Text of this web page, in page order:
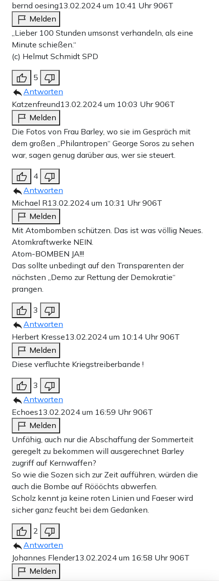
bernd oesing13.02.2024 um 10:41 Uhr906T
Melden
„Lieber 100 Stunden umsonst verhandeln, als eine
Minute schießen.“
(c) Helmut Schmidt SPD
5
Antworten
Katzenfreund13.02.2024 um 10:03 Uhr906T
Melden
Die Fotos von Frau Barley, wo sie im Gespräch mit
dem großen „Philantropen“ George Soros zu sehen
war, sagen genug darüber aus, wer sie steuert.
4
Antworten
Michael R13.02.2024 um 10:31 Uhr906T
Melden
Mit Atombomben schützen. Das ist was völlig Neues.
Atomkraftwerke NEIN.
Atom-BOMBEN JA!!!
Das sollte unbedingt auf den Transparenten der
nächsten „Demo zur Rettung der Demokratie“
prangen.
3
Antworten
Herbert Kresse13.02.2024 um 10:14 Uhr906T
Melden
Diese verfluchte Kriegstreiberbande !
3
Antworten
Echoes13.02.2024 um 16:59 Uhr906T
Melden
Unfähig, auch nur die Abschaffung der Sommerteit
geregelt zu bekommen will ausgerechnet Barley
zugriff auf Kernwaffen?
So wie die Sozen sich zur Zeit aufführen, würden die
auch die Bombe auf Röööchts abwerfen.
Scholz kennt ja keine roten Linien und Faeser wird
sicher ganz feucht bei dem Gedanken.
2
Antworten
Johannes Flender13.02.2024 um 16:58 Uhr906T
Melden